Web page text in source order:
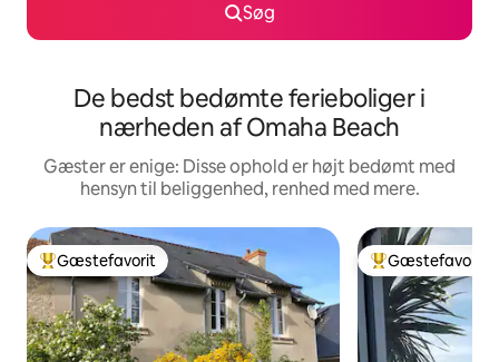
Søg
De bedst bedømte ferieboliger i
nærheden af Omaha Beach
Gæster er enige: Disse ophold er højt bedømt med
hensyn til beliggenhed, renhed med mere.
Bedste gæstefavorit
Gæstefavorit Bedste
Gæstefavorit